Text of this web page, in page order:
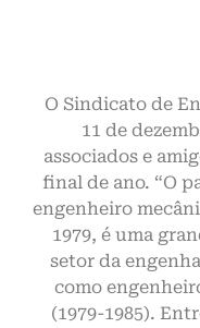
O Sindicato de
11 de
associados e
final de ano. “O
engenheiro
1979, é uma
setor da
como
(1979-1985).